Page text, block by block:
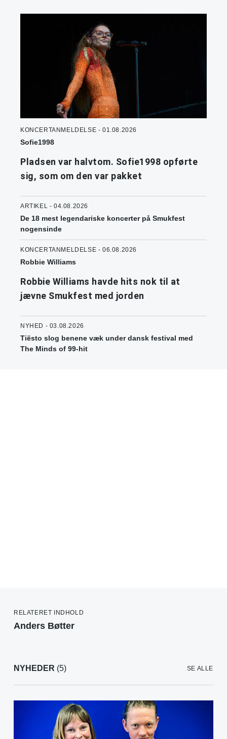
KONCERTANMELDELSE - 01.08.2026
Sofie1998
Pladsen var halvtom. Sofie1998 opførte
sig, som om den var pakket
ARTIKEL - 04.08.2026
De 18 mest legendariske koncerter på Smukfest
nogensinde
KONCERTANMELDELSE - 06.08.2026
Robbie Williams
Robbie Williams havde hits nok til at
jævne Smukfest med jorden
NYHED - 03.08.2026
Tiësto slog benene væk under dansk festival med
The Minds of 99-hit
RELATERET INDHOLD
Anders Bøtter
NYHEDER (5) SE ALLE